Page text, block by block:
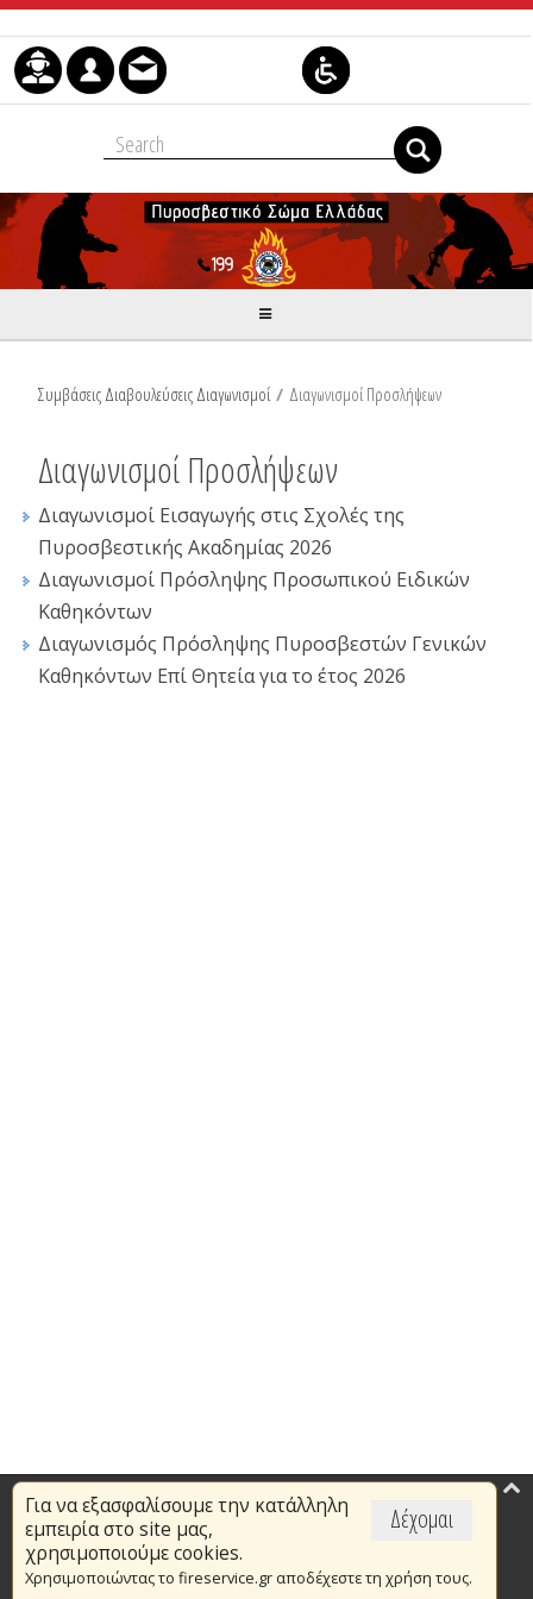
Μετάβαση στο περιεχόμενο
Συμβάσεις Διαβουλεύσεις Διαγωνισμοί / Διαγωνισμοί Προσλήψεων
Διαγωνισμοί Προσλήψεων
Διαγωνισμοί Εισαγωγής στις Σχολές της
Πυροσβεστικής Ακαδημίας 2026
Διαγωνισμοί Πρόσληψης Προσωπικού Ειδικών
Καθηκόντων
Διαγωνισμός Πρόσληψης Πυροσβεστών Γενικών
Καθηκόντων Επί Θητεία για το έτος 2026
Δέχομαι
Για να εξασφαλίσουμε την κατάλληλη
εμπειρία στο site μας,
χρησιμοποιούμε cookies.
Χρησιμοποιώντας το fireservice.gr αποδέχεστε τη χρήση τους.
Επικαιρότητα
Το Πυροσβεστικό Σώμα